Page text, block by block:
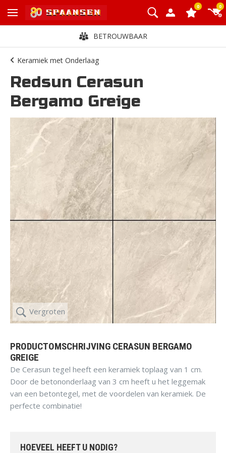
0 0
BETROUWBAAR
Keramiek met Onderlaag
Redsun Cerasun
Bergamo Greige
Vergroten
PRODUCTOMSCHRIJVING CERASUN BERGAMO
GREIGE
De Cerasun tegel heeft een keramiek toplaag van 1 cm.
Door de betononderlaag van 3 cm heeft u het leggemak
van een betontegel, met de voordelen van keramiek. De
perfecte combinatie!
HOEVEEL HEEFT U NODIG?